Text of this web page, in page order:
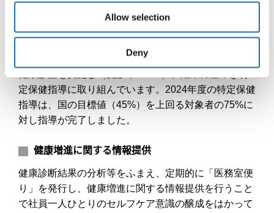
Allow selection
Deny
以下の活動を推進しています。
健康診断・保健指導
法定の一般・特殊健康診断のほか、年齢に応じて特定
定保健指導に取り組んでいます。2024年度の特定保健
指導は、国の目標値（45%）を上回る対象者の75%に
対し指導が完了しました。
健康増進に関する情報提供
健康診断結果の分析等をふまえ、定期的に「医務室便
り」を発行し、健康増進に関する情報提供を行うこと
で社員一人ひとりのセルフケア意識の醸成をはかって